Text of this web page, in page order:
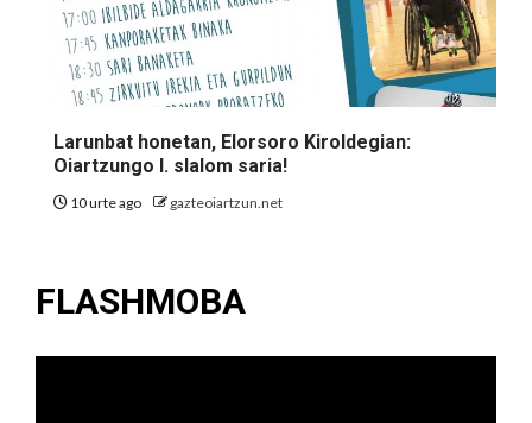
Larunbat honetan, Elorsoro Kiroldegian:
Oiartzungo I. slalom saria!
10 urte ago gazteoiartzun.net
FLASHMOBA